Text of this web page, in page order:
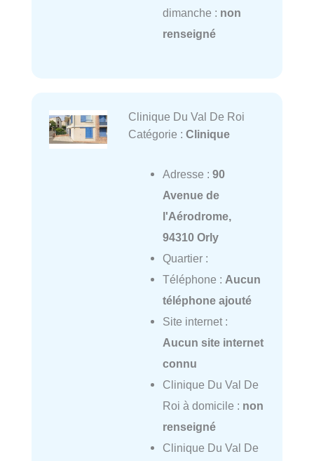
dimanche : non
renseigné
Clinique Du Val De Roi
Catégorie : Clinique
Adresse : 90
Avenue de
l'Aérodrome,
94310 Orly
Quartier :
Téléphone : Aucun
téléphone ajouté
Site internet :
Aucun site internet
connu
Clinique Du Val De
Roi à domicile : non
renseigné
Clinique Du Val De